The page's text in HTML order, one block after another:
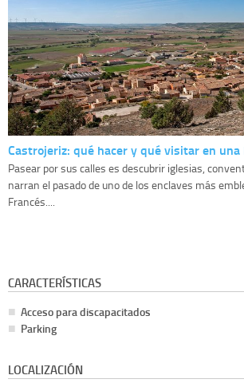
Castrojeriz: qué hacer y qué visitar en
Pasear por sus calles es descubrir iglesias,
narran el pasado de uno de los enclaves más
Francés....
CARACTERÍSTICAS
Acceso para discapacitados
Parking
LOCALIZACIÓN